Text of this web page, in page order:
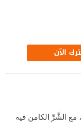
الآن
الشَّرِّ الكامن فيه